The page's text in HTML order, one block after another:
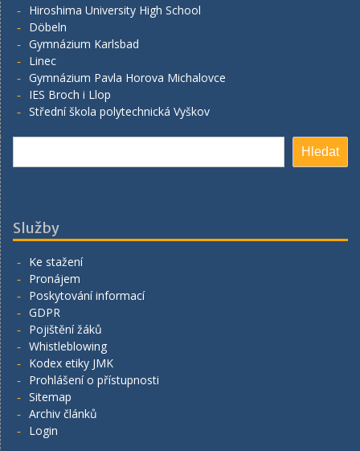
Hiroshima University High School
Döbeln
Gymnázium Karlsbad
Linec
Gymnázium Pavla Horova Michalovce
IES Broch i Llop
Střední škola polytechnická Vyškov
Hledat
Služby
Ke stažení
Pronájem
Poskytování informací
GDPR
Pojištění žáků
Whistleblowing
Kodex etiky JMK
Prohlášení o přístupnosti
Sitemap
Archiv článků
Login